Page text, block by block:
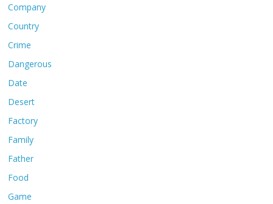
Company
Country
Crime
Dangerous
Date
Desert
Factory
Family
Father
Food
Game